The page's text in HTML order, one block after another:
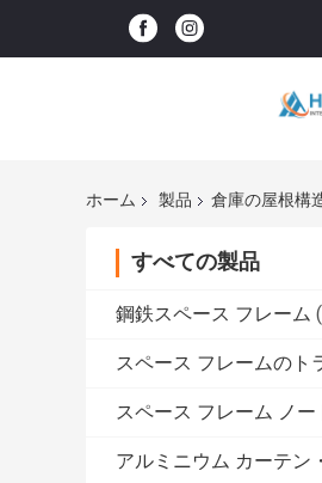
ホーム 製品 倉庫の屋根構
すべての製品
鋼鉄スペース フレーム
スペース フレームのト
スペース フレーム ノー
アルミニウム カーテン